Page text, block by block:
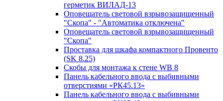
герметик ВИЛАД-13
Оповещатель световой взрывозащищенный
"Скопа" - "Автоматика отключена"
Оповещатель световой взрывозащищенный
"Скопа"
Проставка для шкафа компактного Провенто
(SK 8.25)
Скобы для монтажа к стене WB 8
Панель кабельного ввода с выбивными
отверстиями «РК45.13»
Панель кабельного ввода с выбивными